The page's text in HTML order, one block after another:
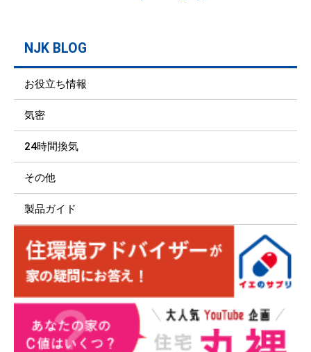
NJK BLOG
お役立ち情報
気密
24時間換気
その他
製品ガイド